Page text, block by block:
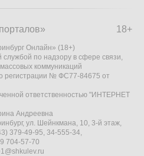
18+
Онлайн» (18+)
по надзору в сфере связи,
коммуникаций
регистрации № ФС77-84675 от
ответственностью "ИНТЕРНЕТ
Андреевна
ул. Шейнкмана, 10, 3-й этаж,
379-49-95, 34-555-34,
704-57-70